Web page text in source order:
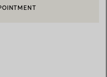
ODER EINEN